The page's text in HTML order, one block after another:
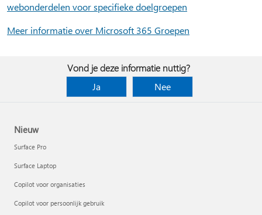
webonderdelen voor specifieke doelgroepen
Meer informatie over Microsoft 365 Groepen
Vond je deze informatie nuttig?
Ja
Nee
Nieuw
Surface Pro
Surface Laptop
Copilot voor organisaties
Copilot voor persoonlijk gebruik